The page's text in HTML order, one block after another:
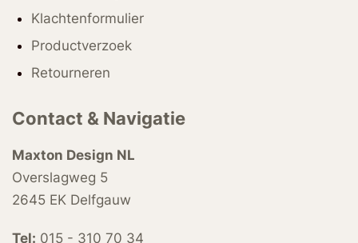
Klachtenformulier
Productverzoek
Retourneren
Contact & Navigatie
Maxton Design NL
Overslagweg 5
2645 EK Delfgauw
Tel: 015 - 310 70 34